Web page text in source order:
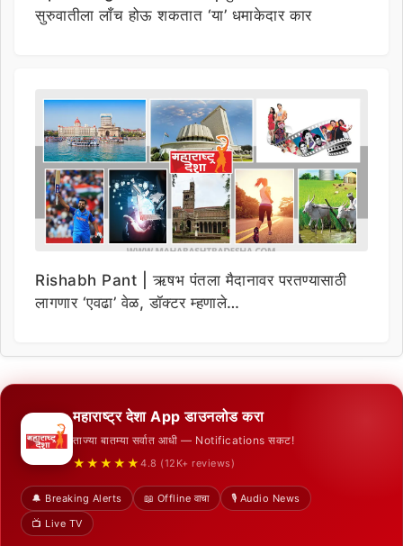
सुरुवातीला लाँच होऊ शकतात ‘या’ धमाकेदार कार
Rishabh Pant | ऋषभ पंतला मैदानावर परतण्यासाठी
लागणार ‘एवढा’ वेळ, डॉक्टर म्हणाले…
महाराष्ट्र देशा App डाउनलोड करा
ताज्या बातम्या सर्वात आधी — Notifications सकट!
★★★★★ 4.8 (12K+ reviews)
🔔 Breaking Alerts 📖 Offline वाचा
🎙️ Audio News
📺 Live TV